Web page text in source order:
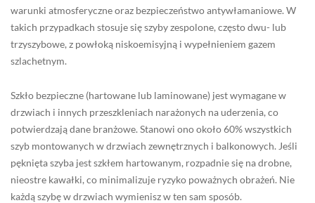
warunki atmosferyczne oraz bezpieczeństwo antywłamaniowe. W
takich przypadkach stosuje się szyby zespolone, często dwu- lub
trzyszybowe, z powłoką niskoemisyjną i wypełnieniem gazem
szlachetnym.
Szkło bezpieczne (hartowane lub laminowane) jest wymagane w
drzwiach i innych przeszkleniach narażonych na uderzenia, co
potwierdzają dane branżowe. Stanowi ono około 60% wszystkich
szyb montowanych w drzwiach zewnętrznych i balkonowych. Jeśli
pęknięta szyba jest szkłem hartowanym, rozpadnie się na drobne,
nieostre kawałki, co minimalizuje ryzyko poważnych obrażeń. Nie
każdą szybę w drzwiach wymienisz w ten sam sposób.